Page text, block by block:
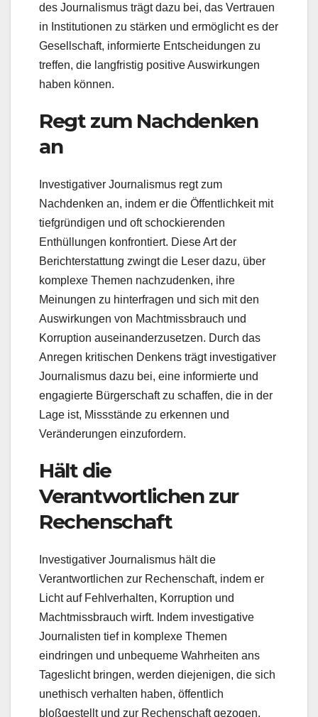
des Journalismus trägt dazu bei, das Vertrauen
in Institutionen zu stärken und ermöglicht es der
Gesellschaft, informierte Entscheidungen zu
treffen, die langfristig positive Auswirkungen
haben können.
Regt zum Nachdenken
an
Investigativer Journalismus regt zum
Nachdenken an, indem er die Öffentlichkeit mit
tiefgründigen und oft schockierenden
Enthüllungen konfrontiert. Diese Art der
Berichterstattung zwingt die Leser dazu, über
komplexe Themen nachzudenken, ihre
Meinungen zu hinterfragen und sich mit den
Auswirkungen von Machtmissbrauch und
Korruption auseinanderzusetzen. Durch das
Anregen kritischen Denkens trägt investigativer
Journalismus dazu bei, eine informierte und
engagierte Bürgerschaft zu schaffen, die in der
Lage ist, Missstände zu erkennen und
Veränderungen einzufordern.
Hält die
Verantwortlichen zur
Rechenschaft
Investigativer Journalismus hält die
Verantwortlichen zur Rechenschaft, indem er
Licht auf Fehlverhalten, Korruption und
Machtmissbrauch wirft. Indem investigative
Journalisten tief in komplexe Themen
eindringen und unbequeme Wahrheiten ans
Tageslicht bringen, werden diejenigen, die sich
unethisch verhalten haben, öffentlich
bloßgestellt und zur Rechenschaft gezogen.